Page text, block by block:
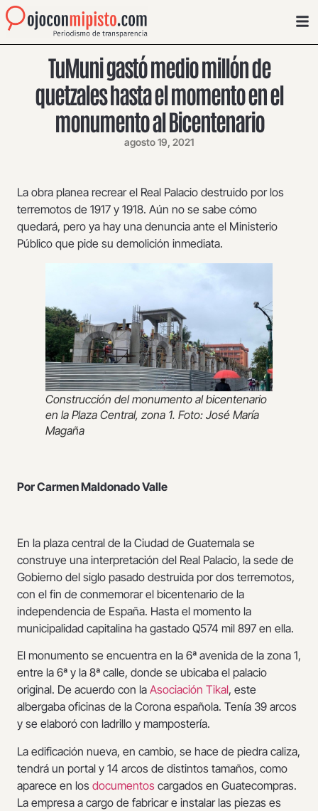
TuMuni gastó medio millón de
quetzales hasta el momento en el
monumento al Bicentenario
agosto 19, 2021
La obra planea recrear el Real Palacio destruido por los
terremotos de 1917 y 1918. Aún no se sabe cómo
quedará, pero ya hay una denuncia ante el Ministerio
Público que pide su demolición inmediata.
Construcción del monumento al bicentenario
en la Plaza Central, zona 1. Foto: José María
Magaña
Por Carmen Maldonado Valle
En la plaza central de la Ciudad de Guatemala se
construye una interpretación del Real Palacio, la sede de
Gobierno del siglo pasado destruida por dos terremotos,
con el fin de conmemorar el bicentenario de la
independencia de España. Hasta el momento la
municipalidad capitalina ha gastado Q574 mil 897 en ella.
El monumento se encuentra en la 6ª avenida de la zona 1,
entre la 6ª y la 8ª calle, donde se ubicaba el palacio
original. De acuerdo con la Asociación Tikal, este
albergaba oficinas de la Corona española. Tenía 39 arcos
y se elaboró con ladrillo y mampostería.
La edificación nueva, en cambio, se hace de piedra caliza,
tendrá un portal y 14 arcos de distintos tamaños, como
aparece en los documentos cargados en Guatecompras.
La empresa a cargo de fabricar e instalar las piezas es